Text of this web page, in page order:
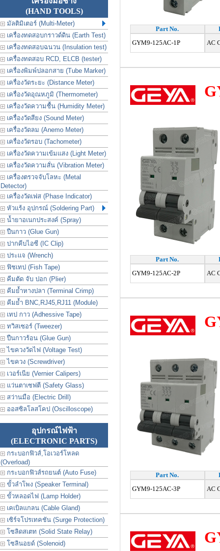
(HAND TOOLS)
มัลติมิเตอร์ (Multi-Meter)
เครื่องทดสอบกราวด์ดิน (Earth Test)
เครื่องทดสอบฉนวน (Insulation test)
เครื่องทดสอบ RCD, ELCB (tester)
เครื่องพิมพ์ปลอกสาย (Tube Marker)
เครื่องวัดระยะ (Distance Meter)
เครื่องวัดอุณหภูมิ (Thermometer)
เครื่องวัดความชื้น (Humidity Meter)
เครื่องวัดสียง (Sound Meter)
เครื่องวัดลม (Anemo Meter)
เครื่องวัดรอบ (Tachometer)
เครื่องวัดความเข้มแสง (Light Meter)
เครื่องวัดความสั่น (Vibration Meter)
เครื่องตรวจจับโลหะ (Metal
Detector)
เครื่องวัดเฟส (Phase Indicator)
หัวแร้ง อุปกรณ์ (Soldering Part)
น้ำยาอเนกประสงค์ (Spray)
ปืนกาว (Glue Gun)
ปากคีบไอซี (IC Clip)
ประเเจ (Wrench)
ฟิชเทป (Fish Tape)
คีมตัด จับ ปอก (Plier)
คีมย้ำหางปลา (Terminal Crimp)
คีมย้ำ BNC,RJ45,RJ11 (Module)
เทป กาว (Adhessive Tape)
ทวิสเซอร์ (Tweezer)
ปืนกาวร้อน (Glue Gun)
ไขควงวัดไฟ (Voltage Test)
ไขควง (Screwdriver)
เวอร์เนีย (Vernier Calipers)
แว่นตาเซฟตี (Safety Glass)
สว่านมือ (Electric Drill)
ออสซิลโลสโคป (Oscilloscope)
อุปกรณ์ไฟฟ้า
(ELECTRONIC PARTS)
กระบอกฟิวส์,โอเวอร์โหลด
(Overload)
กระบอกฟิวส์รถยนต์ (Auto Fuse)
ขั้วลำโพง (Speaker Terminal)
ขั้วหลอดไฟ (Lamp Holder)
เคเบิลแกลน (Cable Gland)
เซิร์จโปรเทคชัน (Surge Protection)
โซลิดสเตท (Solid State Relay)
โซลินอยด์ (Solenoid)
Part No.
GYM9-125AC-1P
AC
Part No.
GYM9-125AC-2P
AC
Part No.
GYM9-125AC-3P
AC